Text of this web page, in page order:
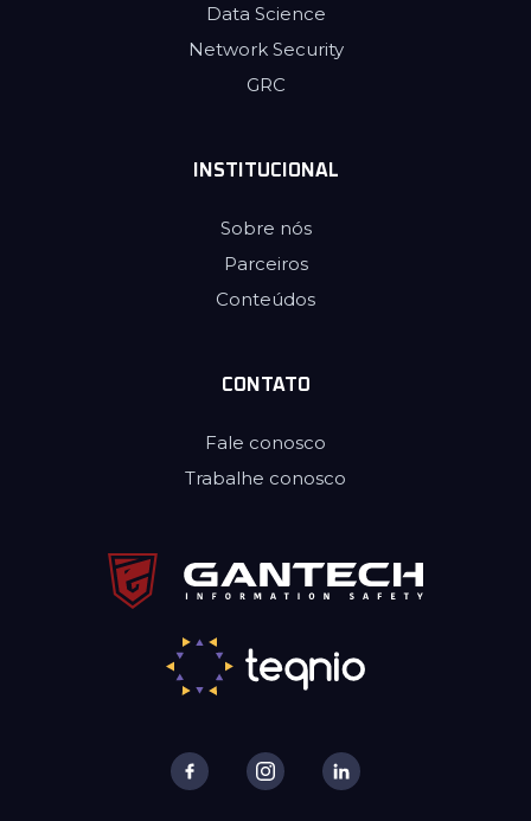
Data Science
Network Security
GRC
INSTITUCIONAL
Sobre nós
Parceiros
Conteúdos
CONTATO
Fale conosco
Trabalhe conosco